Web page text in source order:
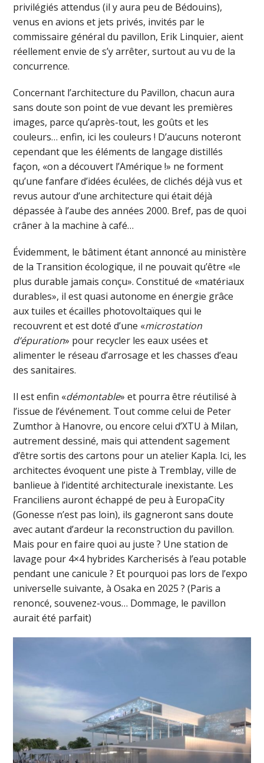
privilégiés attendus (il y aura peu de Bédouins),
venus en avions et jets privés, invités par le
commissaire général du pavillon, Erik Linquier, aient
réellement envie de s’y arrêter, surtout au vu de la
concurrence.
Concernant l’architecture du Pavillon, chacun aura
sans doute son point de vue devant les premières
images, parce qu’après-tout, les goûts et les
couleurs… enfin, ici les couleurs ! D’aucuns noteront
cependant que les éléments de langage distillés
façon, «on a découvert l’Amérique !» ne forment
qu’une fanfare d’idées éculées, de clichés déjà vus et
revus autour d’une architecture qui était déjà
dépassée à l’aube des années 2000. Bref, pas de quoi
crâner à la machine à café…
Évidemment, le bâtiment étant annoncé au ministère
de la Transition écologique, il ne pouvait qu’être «le
plus durable jamais conçu». Constitué de «matériaux
durables», il est quasi autonome en énergie grâce
aux tuiles et écailles photovoltaïques qui le
recouvrent et est doté d’une «microstation
d’épuration» pour recycler les eaux usées et
alimenter le réseau d’arrosage et les chasses d’eau
des sanitaires.
Il est enfin «démontable» et pourra être réutilisé à
l’issue de l’événement. Tout comme celui de Peter
Zumthor à Hanovre, ou encore celui d’XTU à Milan,
autrement dessiné, mais qui attendent sagement
d’être sortis des cartons pour un atelier Kapla. Ici, les
architectes évoquent une piste à Tremblay, ville de
banlieue à l’identité architecturale inexistante. Les
Franciliens auront échappé de peu à EuropaCity
(Gonesse n’est pas loin), ils gagneront sans doute
avec autant d’ardeur la reconstruction du pavillon.
Mais pour en faire quoi au juste ? Une station de
lavage pour 4×4 hybrides Karcherisés à l’eau potable
pendant une canicule ? Et pourquoi pas lors de l’expo
universelle suivante, à Osaka en 2025 ? (Paris a
renoncé, souvenez-vous… Dommage, le pavillon
aurait été parfait)